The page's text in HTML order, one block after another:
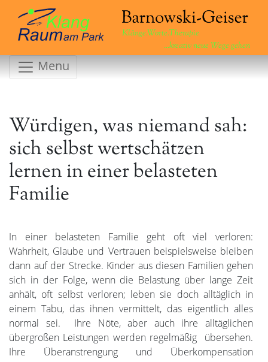
Klänge.Worte.Therapie
...kreativ neue Wege gehen
Menu
Würdigen, was niemand sah:
sich selbst wertschätzen
lernen in einer belasteten
Familie
In einer belasteten Familie geht oft viel verloren:
Wahrheit, Glaube und Vertrauen beispielsweise bleiben
dann auf der Strecke. Kinder aus diesen Familien gehen
sich in der Folge, wenn die Belastung über lange Zeit
anhält, oft selbst verloren; leben sie doch alltäglich in
einem Tabu, das ihnen vermittelt, das eigentlich alles
normal sei. Ihre Nöte, aber auch ihre alltäglichen
übergroßen Leistungen werden regelmäßig übersehen.
Ihre Überanstrengung und Überkompensation